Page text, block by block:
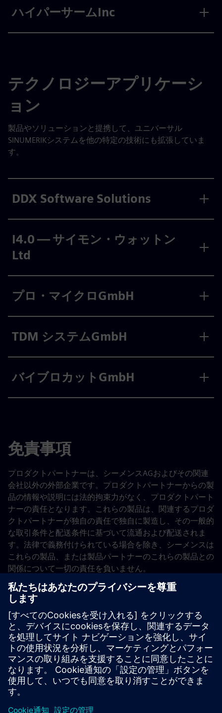
ハイパーサームInc
テクノロジーアプリケーシ
ョン
製品やソリューションと提携して、ユニバーサル
SINUMERIKシステムを他の特定の技術にも拡張していま
す。
DDX Software Solutions
I4.0 — サイモン・ウォットン
Ltd
プロ・マイクロGmbH
TDM システムGmbH
バイブロカットGmbH
免責事項
プロダクトパートナーは、シーメンスAGおよびその関連
会社以外の外部企業です。プロダクトパートナーからの製
品の情報や説明には法的拘束力がなく、プロダクトパート
ナーの責任となります。これらの製品は、関連するプロダ
クトパートナーが独自の責任で独自に製造し、その一般的
な取引条件と配送条件に基づいて流通および配送されま
す。法律で義務付けられている場合を除き、シーメンスは
これらの製品、または製品パートナーのこれらの製品との
関係について一切の責任を負いません。
この情報と説明は細心の注意を払って編集されています。
ただし、シーメンスは、製品パートナーから提供されたデ
ータの完全性、正確性、最新性を確認することはできませ
ん。したがって、個々の情報項目が間違っている、不完全
である、または最新ではない可能性を排除することはでき
ません。法律で義務付けられている場合を除き、シーメン
スはユーザー自身のデータまたは製品の使いやすさについ
て一切の責任を負いません。